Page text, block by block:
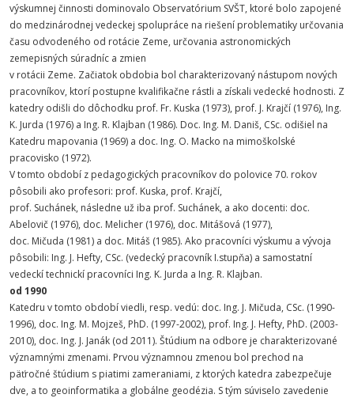
výskumnej činnosti dominovalo Observatórium SVŠT, ktoré bolo zapojené
do medzinárodnej vedeckej spolupráce na riešení problematiky určovania
času odvodeného od rotácie Zeme, určovania astronomických
zemepisných súradníc a zmien
v rotácii Zeme. Začiatok obdobia bol charakterizovaný nástupom nových
pracovníkov, ktorí postupne kvalifikačne rástli a získali vedecké hodnosti. Z
katedry odišli do dôchodku prof. Fr. Kuska (1973), prof. J. Krajčí (1976), Ing.
K. Jurda (1976) a Ing. R. Klajban (1986). Doc. Ing. M. Daniš, CSc. odišiel na
Katedru mapovania (1969) a doc. Ing. O. Macko na mimoškolské
pracovisko (1972).
V tomto období z pedagogických pracovníkov do polovice 70. rokov
pôsobili ako profesori: prof. Kuska, prof. Krajčí,
prof. Suchánek, následne už iba prof. Suchánek, a ako docenti: doc.
Abelovič (1976), doc. Melicher (1976), doc. Mitášová (1977),
doc. Mičuda (1981) a doc. Mitáš (1985). Ako pracovníci výskumu a vývoja
pôsobili: Ing. J. Hefty, CSc. (vedecký pracovník I.stupňa) a samostatní
vedeckí technickí pracovníci Ing. K. Jurda a Ing. R. Klajban.
od 1990
Katedru v tomto období viedli, resp. vedú: doc. Ing. J. Mičuda, CSc. (1990-
1996), doc. Ing. M. Mojzeš, PhD. (1997-2002), prof. Ing. J. Hefty, PhD. (2003-
2010), doc. Ing. J. Janák (od 2011). Štúdium na odbore je charakterizované
významnými zmenami. Prvou významnou zmenou bol prechod na
päťročné štúdium s piatimi zameraniami, z ktorých katedra zabezpečuje
dve, a to geoinformatika a globálne geodézia. S tým súviselo zavedenie